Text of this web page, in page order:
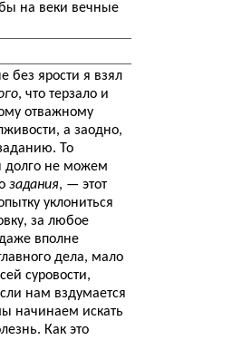
на веки вечные
без ярости я взял
, что терзало и
отважному
а заодно,
То
долго не можем
задания, — этот
уклониться
за любое
вполне
дела, мало
суровости,
нам вздумается
начинаем искать
Как это